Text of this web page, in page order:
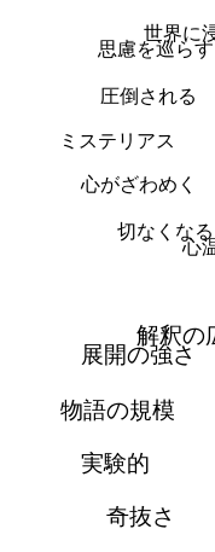
心
切なくなる
心がざわめく
ミステリアス
圧倒される
思慮を巡らす
世界に
奇抜さ
実験的
物語の規模
展開の強さ
解釈の